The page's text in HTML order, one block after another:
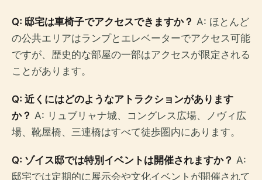
Q: 邸宅は車椅子でアクセスできますか？ A: ほとんど
の公共エリアはランプとエレベーターでアクセス可能
ですが、歴史的な部屋の一部はアクセスが限定される
ことがあります。
Q: 近くにはどのようなアトラクションがあります
か？ A: リュブリャナ城、コングレス広場、ノヴィ広
場、靴屋橋、三連橋はすべて徒歩圏内にあります。
Q: ゾイス邸では特別イベントは開催されますか？ A:
邸宅では定期的に展示会や文化イベントが開催されて